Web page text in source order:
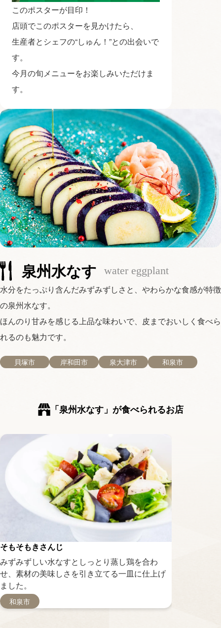
このポスターが目印！
店頭でこのポスターを見かけたら、
生産者とシェフの“しゅん！”との出会いで
す。
今月の旬メニューをお楽しみいただけま
す。
泉州水なす water eggplant
水分をたっぷり含んだみずみずしさと、やわらかな食感が特徴
の泉州水なす。
ほんのり甘みを感じる上品な味わいで、皮までおいしく食べら
れるのも魅力です。
貝塚市 岸和田市 泉大津市 和泉市
「泉州水なす」が食べられるお店
そもそもきさんじ
みずみずしい水なすとしっとり蒸し鶏を合わ
せ、素材の美味しさを引き立てる一皿に仕上げ
ました。
和泉市